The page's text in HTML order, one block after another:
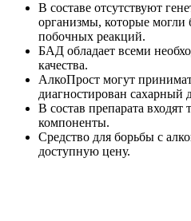
В составе отсутствуют
организмы, которые могли
побочных реакций.
БАД обладает всеми
качества.
АлкоПрост могут
диагностирован сахарный
В состав препарата входят
компоненты.
Средство для борьбы с
доступную цену.